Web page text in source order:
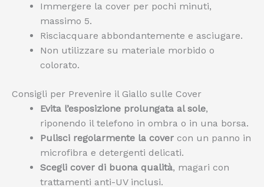
Immergere la cover per pochi minuti,
massimo 5.
Risciacquare abbondantemente e asciugare.
Non utilizzare su materiale morbido o
colorato.
Consigli per Prevenire il Giallo sulle Cover
Evita l’esposizione prolungata al sole,
riponendo il telefono in ombra o in una borsa.
Pulisci regolarmente la cover con un panno in
microfibra e detergenti delicati.
Scegli cover di buona qualità, magari con
trattamenti anti-UV inclusi.